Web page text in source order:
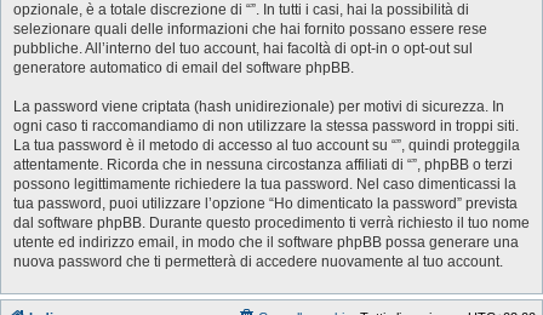
opzionale, è a totale discrezione di “”. In tutti i casi, hai la possibilità di
selezionare quali delle informazioni che hai fornito possano essere rese
pubbliche. All’interno del tuo account, hai facoltà di opt-in o opt-out sul
generatore automatico di email del software phpBB.
La password viene criptata (hash unidirezionale) per motivi di sicurezza. In
ogni caso ti raccomandiamo di non utilizzare la stessa password in troppi siti.
La tua password è il metodo di accesso al tuo account su “”, quindi proteggila
attentamente. Ricorda che in nessuna circostanza affiliati di “”, phpBB o terzi
possono legittimamente richiedere la tua password. Nel caso dimenticassi la
tua password, puoi utilizzare l’opzione “Ho dimenticato la password” prevista
dal software phpBB. Durante questo procedimento ti verrà richiesto il tuo nome
utente ed indirizzo email, in modo che il software phpBB possa generare una
nuova password che ti permetterà di accedere nuovamente al tuo account.